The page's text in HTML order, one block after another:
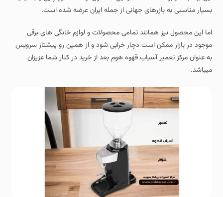
بسیار مناسبی به بازرهای جهانی از جمله ایران عرضه شده است.
اما این محصول نیز همانند تمامی محصولات و لوازم خانگی های برقی
موجود در بازار ممکن است دچار خرابی شود و از همین رو پیشتاز سرویس
به عنوان مرکز تعمیر آسیاب قهوه هوم بعد از خرید در کنار شما عزیزان
میباشد.